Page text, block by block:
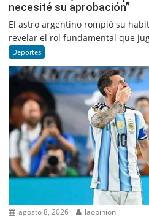
necesité su aprobación”
El astro argentino rompió su
revelar el rol fundamental que
Deportes
agosto 8, 2026 laopinion